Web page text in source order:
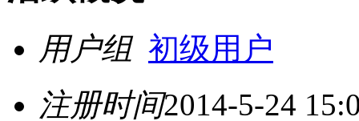
用户组 初级用户
注册时间2014-5-24